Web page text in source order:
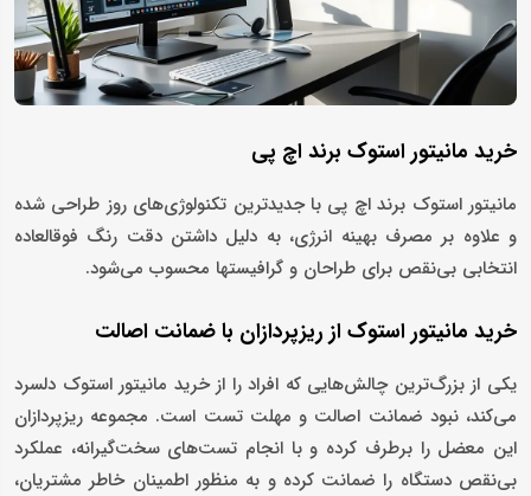
خرید مانیتور استوک برند اچ‌ پی
مانیتور استوک برند اچ پی با جدیدترین تکنولوژی‌های روز طراحی شده
و علاوه بر مصرف بهینه انرژی، به دلیل داشتن دقت رنگ فوق‎العاده
انتخابی بی‌نقص برای طراحان و گرافیست‎ها محسوب می‌شود.
خرید مانیتور استوک از ریزپردازان با ضمانت اصالت
یکی از بزرگ‌ترین چالش‌هایی که افراد را از خرید مانیتور استوک دلسرد
می‌کند، نبود ضمانت اصالت و مهلت تست است. مجموعه ریزپردازان
این معضل را برطرف کرده و با انجام تست‌های سخت‌گیرانه، عملکرد
بی‌نقص دستگاه را ضمانت کرده و به منظور اطمینان خاطر مشتریان،